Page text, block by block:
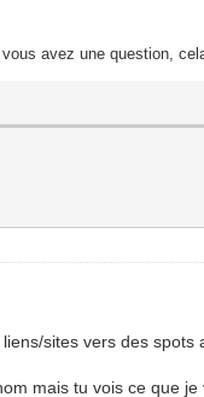
avez une question,
sites vers des
mais tu vois ce que